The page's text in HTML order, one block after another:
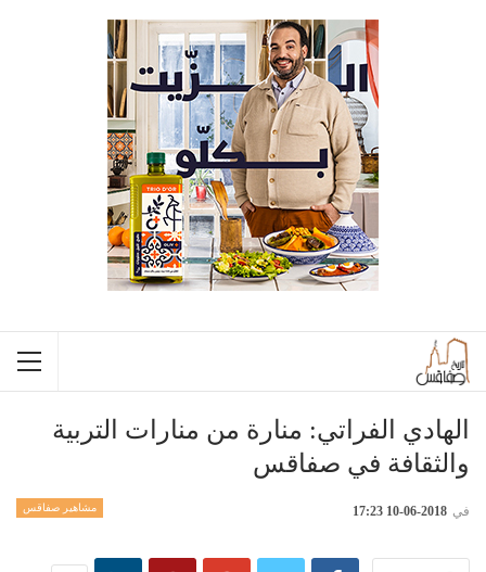
الهادي الفراتي: منارة من منارات التربية
والثقافة في صفاقس
مشاهير صفاقس في 2018-06-10 17:23